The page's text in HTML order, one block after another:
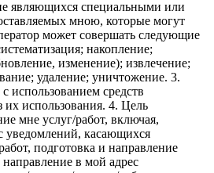
являющихся специальными или
мною, которые могут
может совершать следующие
накопление;
изменение); извлечение;
удаление; уничтожение. 3.
использованием средств
их использования. 4. Цель
мне услуг/работ, включая,
уведомлений, касающихся
подготовка и направление
в мой адрес